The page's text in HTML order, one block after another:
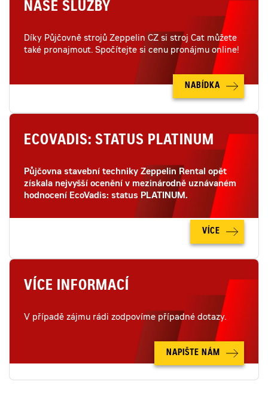
NAŠE SLUŽBY
Díky Půjčovně strojů Zeppelin CZ si stroj Cat můžete
také pronajmout. Spočítejte si cenu pronájmu online!
NABÍDKA
ECOVADIS: STATUS PLATINUM
Půjčovna stavební techniky Zeppelin Rental opět
získala nejvyšší ocenění v mezinárodně uznávaném
hodnocení EcoVadis: status PLATINUM.
VÍCE
VÍCE INFORMACÍ
V případě zájmu rádi zodpovíme případné dotazy.
NAPIŠTE NÁM